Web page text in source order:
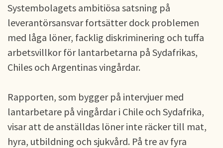
Systembolagets ambitiösa satsning på
leverantörsansvar fortsätter dock problemen
med låga löner, facklig diskriminering och tuffa
arbetsvillkor för lantarbetarna på Sydafrikas,
Chiles och Argentinas vingårdar.
Rapporten, som bygger på intervjuer med
lantarbetare på vingårdar i Chile och Sydafrika,
visar att de anställdas löner inte räcker till mat,
hyra, utbildning och sjukvård. På tre av fyra